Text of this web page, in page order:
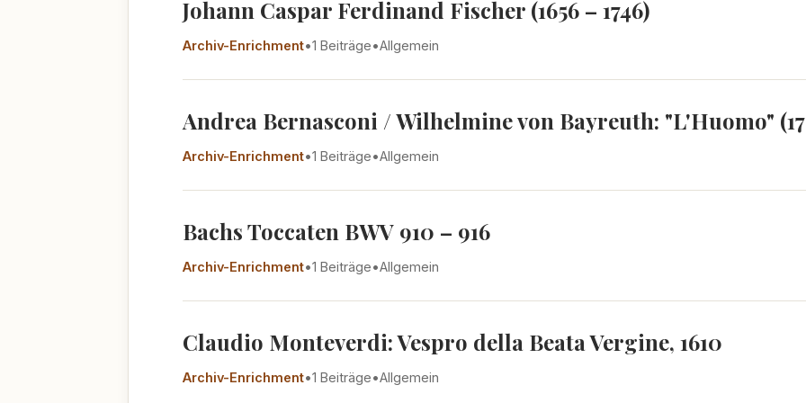
Johann Caspar Ferdinand Fischer (1656 – 1746)
Archiv-Enrichment•1 Beiträge•Allgemein
Andrea Bernasconi / Wilhelmine von Bayreuth: "L'Huomo"
Archiv-Enrichment•1 Beiträge•Allgemein
Bachs Toccaten BWV 910 – 916
Archiv-Enrichment•1 Beiträge•Allgemein
Claudio Monteverdi: Vespro della Beata Vergine, 1610
Archiv-Enrichment•1 Beiträge•Allgemein